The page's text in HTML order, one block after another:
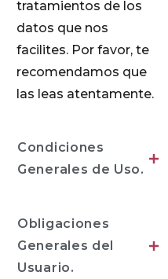
tratamientos de los
datos que nos
facilites. Por favor, te
recomendamos que
las leas atentamente.
Condiciones
Generales de Uso.
Obligaciones
Generales del
Usuario.